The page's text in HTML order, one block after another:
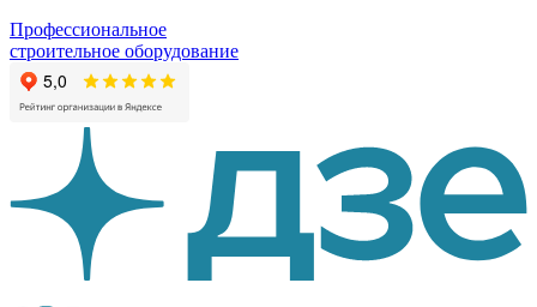
Профессиональное
строительное оборудование